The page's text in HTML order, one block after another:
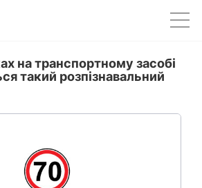
на транспортному засобі
такий розпізнавальний